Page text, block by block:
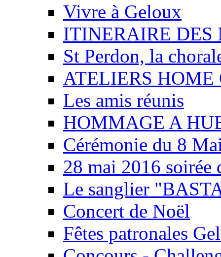
Vivre à Geloux
ITINERAIRE DES
St Perdon, la
ATELIERS HOME
Les amis réunis
HOMMAGE A
Cérémonie du 8
28 mai 2016 soirée
Le sanglier
Concert de Noël
Fêtes patronales